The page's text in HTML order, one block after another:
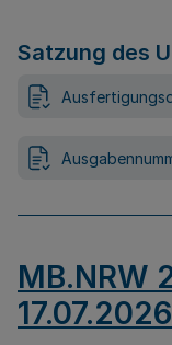
Satzung des
MB.NRW
17.07.2026